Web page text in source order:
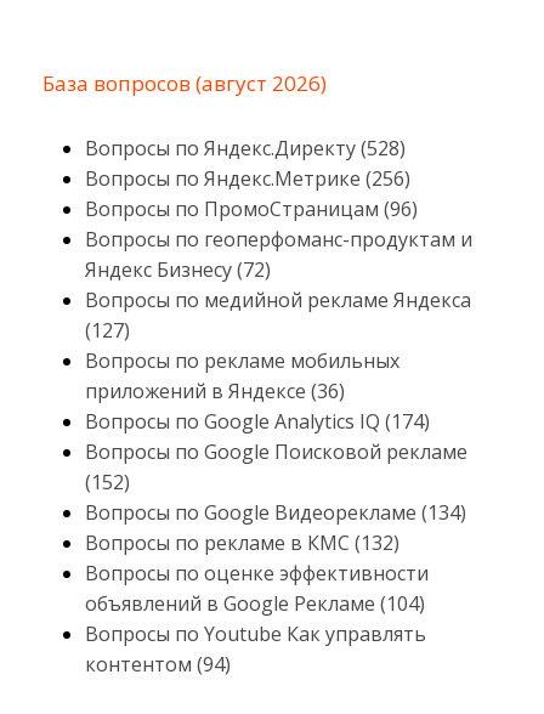
База вопросов (август 2026)
Вопросы по Яндекс.Директу (528)
Вопросы по Яндекс.Метрике (256)
Вопросы по ПромоСтраницам (96)
Вопросы по геоперфоманс-продуктам и
Яндекс Бизнесу (72)
Вопросы по медийной рекламе Яндекса
(127)
Вопросы по рекламе мобильных
приложений в Яндексе (36)
Вопросы по Google Analytics IQ (174)
Вопросы по Google Поисковой рекламе
(152)
Вопросы по Google Видеорекламе (134)
Вопросы по рекламе в КМС (132)
Вопросы по оценке эффективности
объявлений в Google Рекламе (104)
Вопросы по Youtube Как управлять
контентом (94)